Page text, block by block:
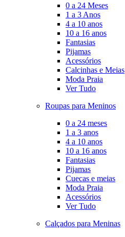
0 a 24 Meses
1 a 3 Anos
4 a 10 anos
10 a 16 anos
Fantasias
Pijamas
Acessórios
Calcinhas e Meias
Moda Praia
Ver Tudo
Roupas para Meninos
0 a 24 meses
1 a 3 anos
4 a 10 anos
10 a 16 anos
Fantasias
Pijamas
Cuecas e meias
Moda Praia
Acessórios
Ver Tudo
Calçados para Meninas